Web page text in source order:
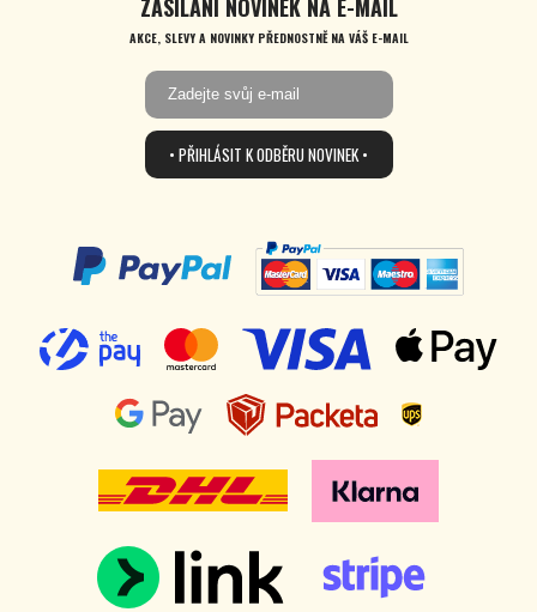
ZASÍLÁNÍ NOVINEK NA E-MAIL
AKCE, SLEVY A NOVINKY PŘEDNOSTNĚ NA VÁŠ E-MAIL
• PŘIHLÁSIT K ODBĚRU NOVINEK •